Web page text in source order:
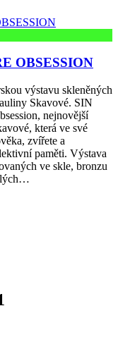
OBSESSION
výstavu skleněných
Skavové. SIN
nejnovější
která ve své
zvířete a
paměti. Výstava
ve skle, bronzu